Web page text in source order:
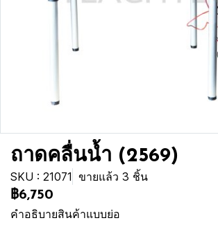
ถาดคลื่นน้ำ (2569)
SKU : 21071 ขายแล้ว 3 ชิ้น
฿6,750
คำอธิบายสินค้าแบบย่อ